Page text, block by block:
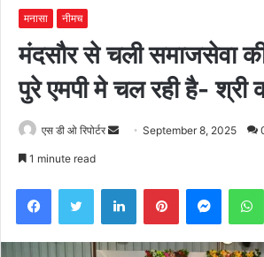
मनासा नीमच
मंदसौर से चली समाजसेवा
पुरे एमपी मे चल रही है- श्री
एस डी ओ रिपोर्टर
Send September 8, 2025
1 minute read
FacebookTwitter LinkedInPinterest